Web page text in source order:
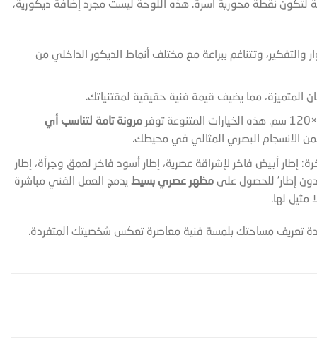
نقطة محورية آسرة. هذه اللوحة ليست مجرد إضافة ديكورية،
والتفكير، وتتناغم ببراعة مع مختلف أنماط الديكور الداخلي من
المتميزة، مما يضيف قيمة فنية حقيقية لمقتنياتك.
مرونة تامة لتناسب أي
الانسجام البصري المثالي في محيطك.
إطار أبيض فاخر لإشراقة عصرية، إطار أسود فاخر لعمق وجرأة، إطار
إطار’ للحصول على مظهر عصري بسيطيدمج العمل الفني مباشرة
مثيل لها.
تعريف مساحتك بلمسة فنية معاصرة تعكس شخصيتك المتفردة.